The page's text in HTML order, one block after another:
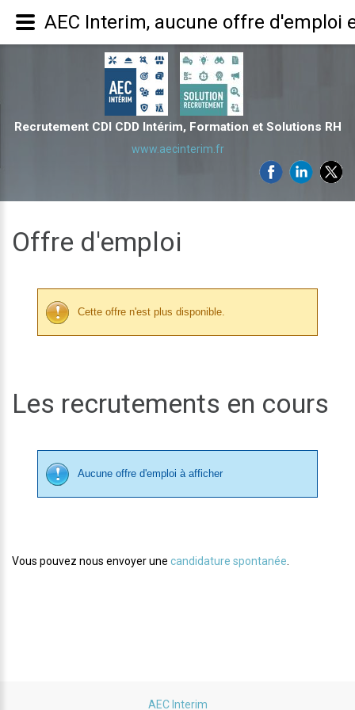
Recrutement CDI CDD Intérim, Formation et Solutions RH
www.aecinterim.fr
Offre d'emploi
Cette offre n'est plus disponible.
Les recrutements en cours
Aucune offre d'emploi à afficher
Vous pouvez nous envoyer une candidature spontanée
AEC Interim
AEC Interim, aucune offre d'emploi